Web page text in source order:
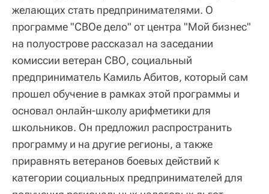
желающих стать предпринимателями. О
программе "СВОе дело" от центра "Мой бизнес"
на полуострове рассказал на заседании
комиссии ветеран СВО, социальный
предприниматель Камиль Абитов, который сам
прошел обучение в рамках этой программы и
основал онлайн-школу арифметики для
школьников. Он предложил распространить
программу и на другие регионы, а также
приравнять ветеранов боевых действий к
категории социальных предпринимателей для